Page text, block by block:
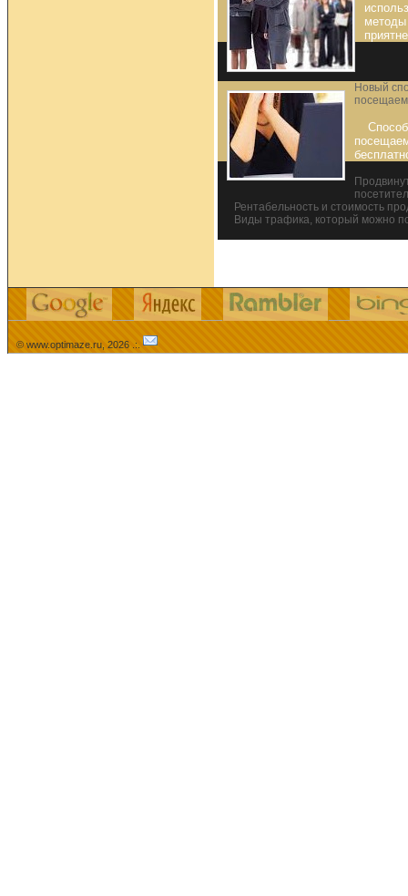
методы
Новый
Рентабельность и стоимость
Виды трафика, который можно
© www.optimaze.ru, 2026 .:.